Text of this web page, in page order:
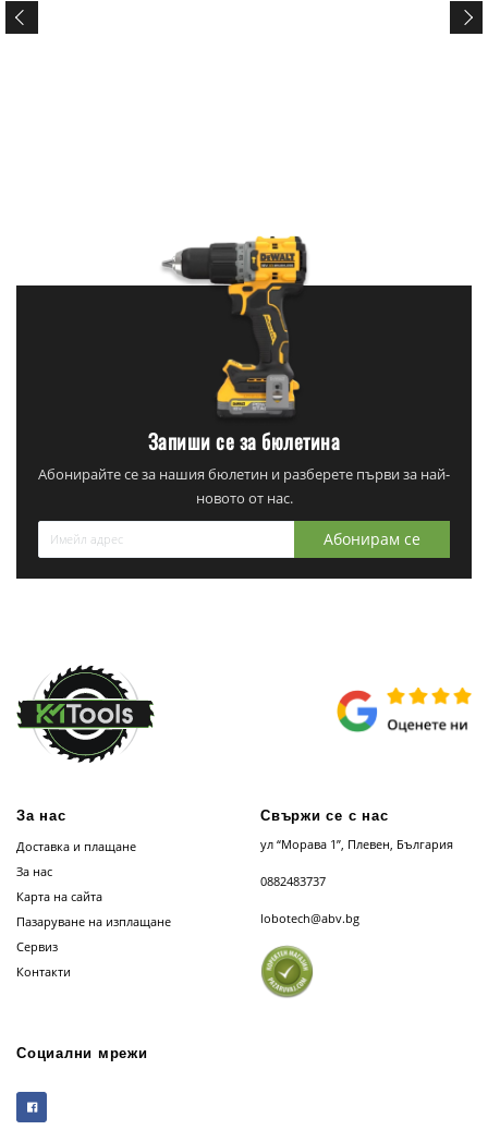
Запиши се за бюлетина
Абонирайте се за нашия бюлетин и разберете първи за най-
новото от нас.
Абонирам се
За нас
Доставка и плащане
За нас
Карта на сайта
Пазаруване на изплащане
Сервиз
Контакти
Свържи се с нас
ул “Морава 1”, Плевен, България
0882483737
lobotech@abv.bg
Социални мрежи